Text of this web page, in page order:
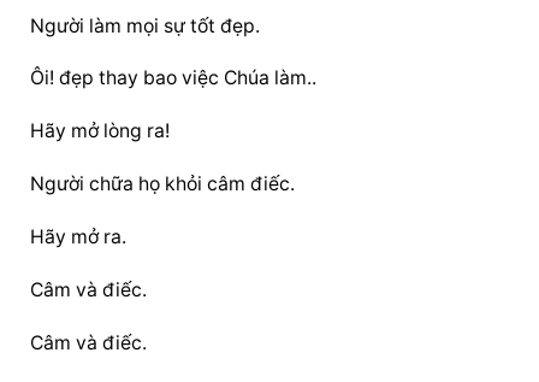
Người làm mọi sự tốt đẹp.
Ôi! đẹp thay bao việc Chúa làm..
Hãy mở lòng ra!
Người chữa họ khỏi câm điếc.
Hãy mở ra.
Câm và điếc.
Câm và điếc.